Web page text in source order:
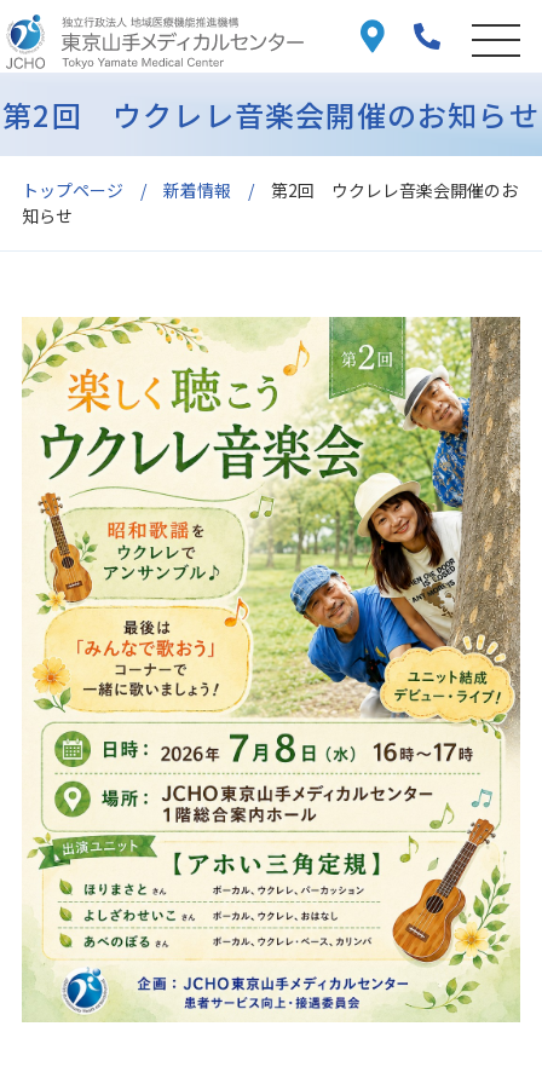
トップページ 新着情報
第2回 ウクレレ音楽会開催のお
知らせ
第2回 ウクレレ音楽会開催のお知らせ